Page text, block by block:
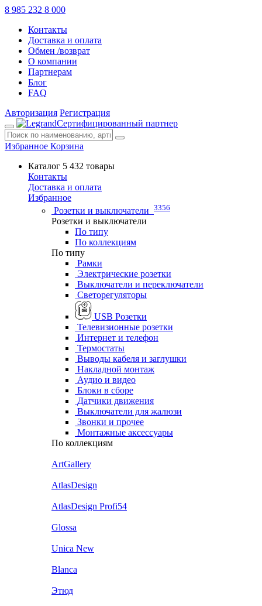
8 985 232 8 000
Контакты
Доставка и оплата
Обмен /возврат
О компании
Партнерам
Блог
FAQ
Авторизация Регистрация
Сертифицированный партнер
Избранное Корзина
Каталог 5 432 товары
Контакты
Доставка и оплата
Избранное
Розетки и выключатели 3356
Розетки и выключатели
По типу
По коллекциям
По типу
Рамки
Электрические розетки
Выключатели и переключатели
Светорегуляторы
USB Розетки
Телевизионные розетки
Интернет и телефон
Термостаты
Выводы кабеля и заглушки
Накладной монтаж
Аудио и видео
Блоки в сборе
Датчики движения
Выключатели для жалюзи
Звонки и прочее
Монтажные аксессуары
По коллекциям
ArtGallery
AtlasDesign
AtlasDesign Profi54
Glossa
Unica New
Blanca
Этюд